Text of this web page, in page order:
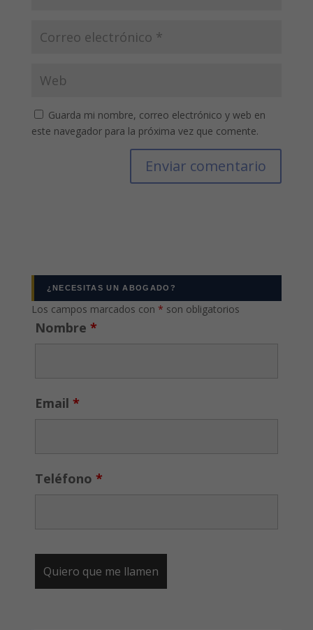
Guarda mi nombre, correo electrónico y web en
este navegador para la próxima vez que comente.
¿NECESITAS UN ABOGADO?
Los campos marcados con * son obligatorios
Nombre *
Email *
Teléfono *